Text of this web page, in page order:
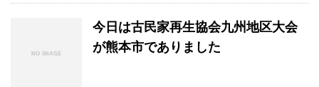
今日は古民家再生協会九州地区大会
が熊本市でありました